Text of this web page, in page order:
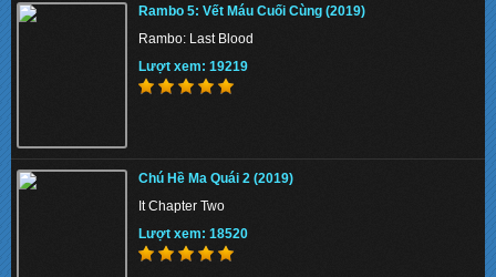
Lượt xem: 148842
Memory 2022 - Hồi Ức Sát Thủ
Lượt xem: 138578
Rambo 5: Vết Máu Cuối Cùng (2019)
Rambo: Last Blood
Lượt xem: 19219
Chú Hề Ma Quái 2 (2019)
It Chapter Two
Lượt xem: 18520